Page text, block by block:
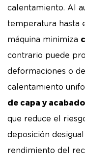
calentamiento. Al
temperatura hasta
máquina minimiza
contrario puede
deformaciones o
calentamiento
de capa y
que reduce el
deposición
rendimiento del